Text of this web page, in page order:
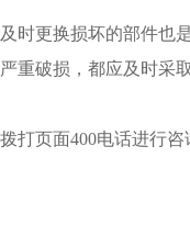
更换损坏的部件也是
破损，都应及时采
打页面400电话进行